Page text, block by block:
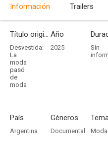
Información Trailers
Título original
Desvestida:
La
moda
pasó
de
moda
Año
2025
Sin
País
Argentina
Géneros
Documental Moda